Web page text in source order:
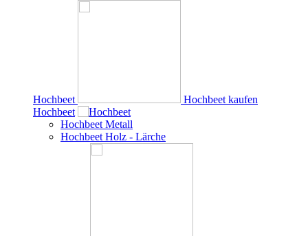
Hochbeet
Hochbeet kaufen
Hochbeet
Hochbeet Metall
Hochbeet Holz - Lärche